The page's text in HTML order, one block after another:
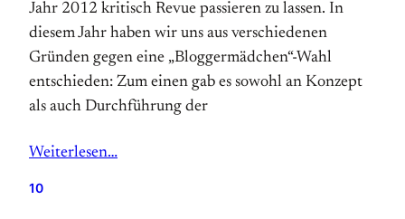
Jahr 2012 kritisch Revue passieren zu lassen. In
diesem Jahr haben wir uns aus verschiedenen
Gründen gegen eine „Bloggermädchen“-Wahl
entschieden: Zum einen gab es sowohl an Konzept
als auch Durchführung der
Weiterlesen…
10